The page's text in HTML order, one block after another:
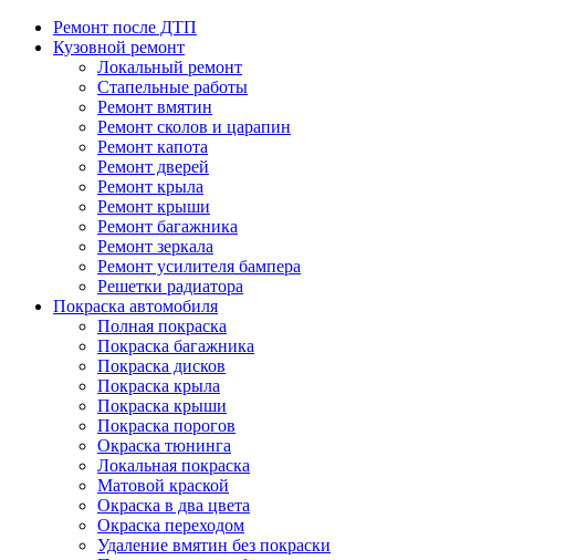
Ремонт после ДТП
Кузовной ремонт
Локальный ремонт
Стапельные работы
Ремонт вмятин
Ремонт сколов и царапин
Ремонт капота
Ремонт дверей
Ремонт крыла
Ремонт крыши
Ремонт багажника
Ремонт зеркала
Ремонт усилителя бампера
Решетки радиатора
Покраска автомобиля
Полная покраска
Покраска багажника
Покраска дисков
Покраска крыла
Покраска крыши
Покраска порогов
Окраска тюнинга
Локальная покраска
Матовой краской
Окраска в два цвета
Окраска переходом
Удаление вмятин без покраски